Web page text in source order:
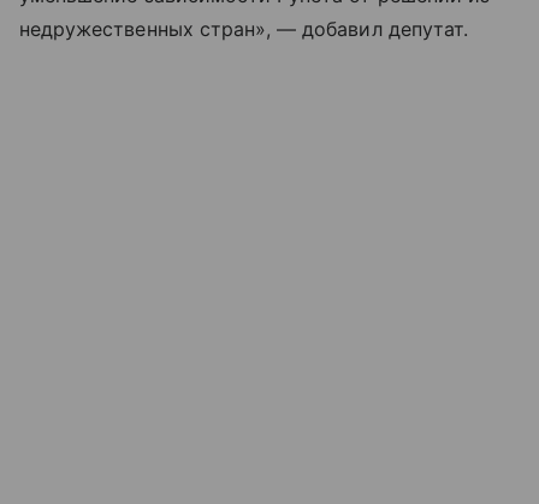
недружественных стран», — добавил депутат.